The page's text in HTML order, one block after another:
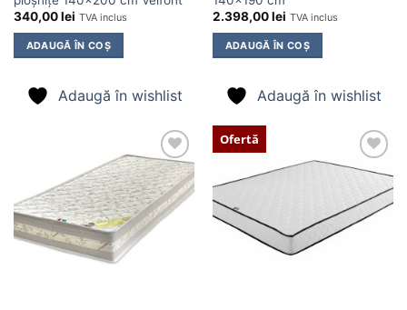
340,00lei TVA inclus
ADAUGĂ ÎN COȘ
Adaugă în wishlist
2.398,00lei TVA inclus
ADAUGĂ ÎN COȘ
Adaugă în wishlist
Adaugă
în
wishlist
Ofertă
Adaugă
wishlist